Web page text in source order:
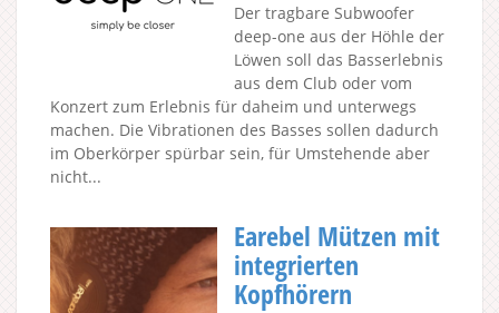
Der tragbare Subwoofer
deep-one aus der Höhle der
Löwen soll das Basserlebnis
aus dem Club oder vom
Konzert zum Erlebnis für daheim und unterwegs
machen. Die Vibrationen des Basses sollen dadurch
im Oberkörper spürbar sein, für Umstehende aber
nicht...
Earebel Mützen mit
integrierten
Kopfhörern